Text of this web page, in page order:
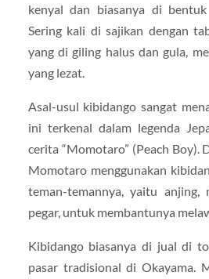
kenyal dan biasanya di
Sering kali di sajikan dengan
yang di giling halus dan gula,
yang lezat.
Asal-usul kibidango sangat
ini terkenal dalam legenda
cerita “Momotaro” (Peach Boy).
Momotaro menggunakan
teman-temannya, yaitu anjing,
pegar, untuk membantunya
Kibidango biasanya di jual di
pasar tradisional di Okayama.